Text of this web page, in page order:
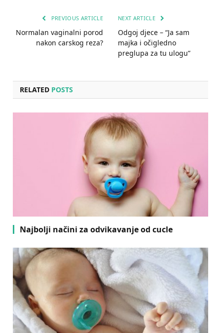
PREVIOUS ARTICLE
Normalan vaginalni porod
nakon carskog reza?
NEXT ARTICLE
Odgoj djece – “Ja sam
majka i očigledno
preglupa za tu ulogu”
RELATED POSTS
Najbolji načini za odvikavanje od cucle